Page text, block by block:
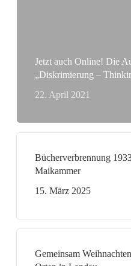
Jetzt auch Online! Die
„Diskrimierung –
22. April 2021
Bücherverbrennung
Maikammer
15. März 2025
Gemeinsam